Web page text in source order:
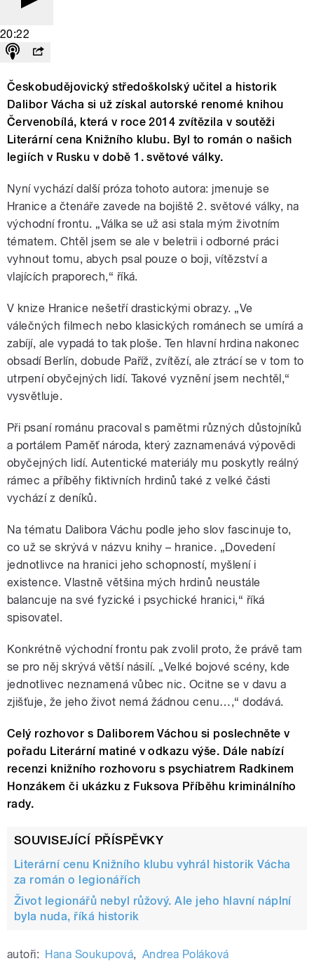
20:22
Českobudějovický středoškolský učitel a historik
Dalibor Vácha si už získal autorské renomé knihou
Červenobílá, která v roce 2014 zvítězila v soutěži
Literární cena Knižního klubu. Byl to román o našich
legiích v Rusku v době 1. světové války.
Nyní vychází další próza tohoto autora: jmenuje se
Hranice a čtenáře zavede na bojiště 2. světové války, na
východní frontu. „Válka se už asi stala mým životním
tématem. Chtěl jsem se ale v beletrii i odborné práci
vyhnout tomu, abych psal pouze o boji, vítězství a
vlajících praporech,“ říká.
V knize Hranice nešetří drastickými obrazy. „Ve
válečných filmech nebo klasických románech se umírá a
zabíjí, ale vypadá to tak ploše. Ten hlavní hrdina nakonec
obsadí Berlín, dobude Paříž, zvítězí, ale ztrácí se v tom to
utrpení obyčejných lidí. Takové vyznění jsem nechtěl,“
vysvětluje.
Při psaní románu pracoval s pamětmi různých důstojníků
a portálem Paměť národa, který zaznamenává výpovědi
obyčejných lidí. Autentické materiály mu poskytly reálný
rámec a příběhy fiktivních hrdinů také z velké části
vychází z deníků.
Na tématu Dalibora Váchu podle jeho slov fascinuje to,
co už se skrývá v názvu knihy – hranice. „Dovedení
jednotlivce na hranici jeho schopností, myšlení i
existence. Vlastně většina mých hrdinů neustále
balancuje na své fyzické i psychické hranici,“ říká
spisovatel.
Konkrétně východní frontu pak zvolil proto, že právě tam
se pro něj skrývá větší násilí. „Velké bojové scény, kde
jednotlivec neznamená vůbec nic. Ocitne se v davu a
zjišťuje, že jeho život nemá žádnou cenu…,“ dodává.
Celý rozhovor s Daliborem Váchou si poslechněte v
pořadu Literární matiné v odkazu výše. Dále nabízí
recenzi knižního rozhovoru s psychiatrem Radkinem
Honzákem či ukázku z Fuksova Příběhu kriminálního
rady.
SOUVISEJÍCÍ PŘÍSPĚVKY
Literární cenu Knižního klubu vyhrál historik Vácha
za román o legionářích
Život legionářů nebyl růžový. Ale jeho hlavní náplní
byla nuda, říká historik
autoři: Hana Soukupová, Andrea Poláková